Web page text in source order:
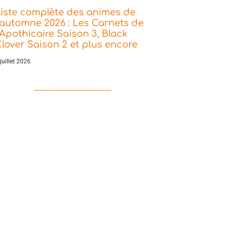
complète des animes de
2026 : Les Carnets de
Saison 3, Black
Saison 2 et plus encore
2026